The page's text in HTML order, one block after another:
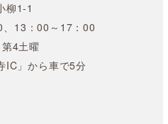
柳1-1
13：00～17：00
4土曜
IC」から車で5分